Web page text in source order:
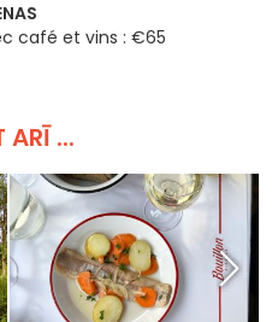
café et vins : €65
ARĪ ...